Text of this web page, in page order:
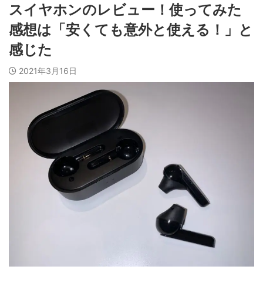
スイヤホンのレビュー！使ってみた
感想は「安くても意外と使える！」と
感じた
2021年3月16日